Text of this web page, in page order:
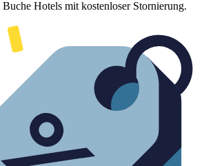
Hotels mit kostenloser Stornierung.